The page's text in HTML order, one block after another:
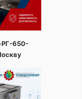
РГ-650-